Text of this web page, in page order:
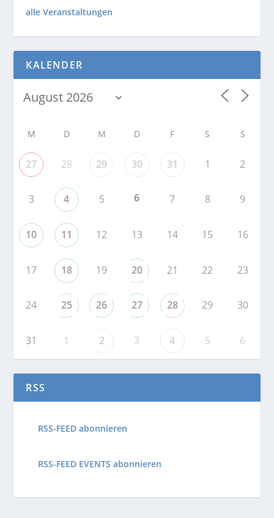
alle Veranstaltungen
KALENDER
M D M D F S S
27 28 29 30 31 1 2
3 4 5 6 7 8 9
10 11 12 13 14 15 16
17 18 19 20 21 22 23
24 25 26 27 28 29 30
31 1 2 3 4 5 6
RSS
RSS-FEED abonnieren
RSS-FEED EVENTS abonnieren